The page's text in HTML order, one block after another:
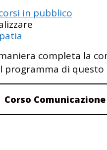
in pubblico
completa la
programma di questo
Corso